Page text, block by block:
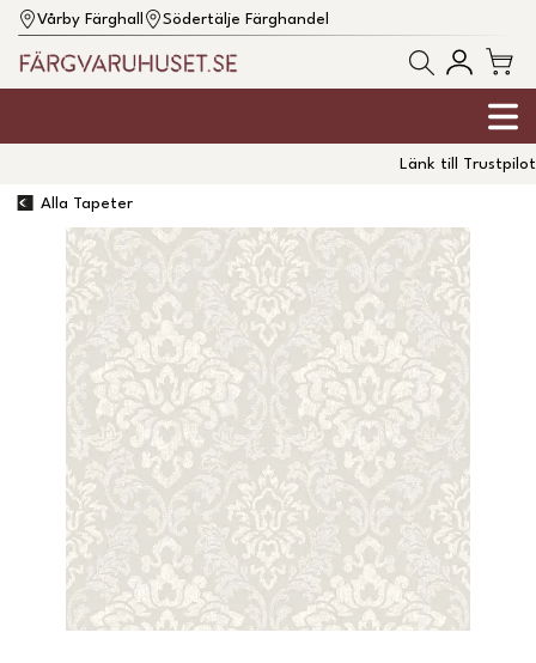
Vårby Färghall Södertälje Färghandel
Länk till Trustpilot
Alla Tapeter